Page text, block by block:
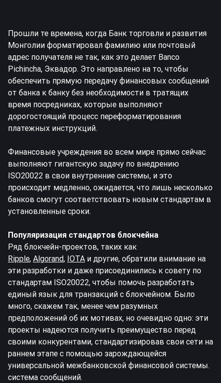
Прошли те времена, когда Банк торговли и развития
Монголии форматировал фамилию или почтовый
адрес получателя не так, как это делает Banco
Pichincha, Эквадор. Это направлено на то, чтобы
обеспечить прямую передачу финансовых сообщений
от банка к банку без необходимости в тратящих
время посредниках, которые выполняют
дорогостоящий процесс переформатирования
платежных инструкций.
Финансовые учреждения во всем мире прямо сейчас
выполняют гигантскую задачу по внедрению
ISO20022 в свои внутренние системы, и это
происходит медленно, ожидается, что лишь несколько
банков смогут соответствовать новым стандартам в
установленные сроки.
Популяризация стандартов блокчейна
Ряд блокчейн-проектов, таких как
Ripple, Algorand, IOTA и другие, обратили внимание на
эти разработки и даже присоединились к совету по
стандартам ISO20022, чтобы помочь разработать
единый язык для транзакций с блокчейном. Было
много, скажем так, менее чем разумных
предположений об их мотивах, но очевидно одно: эти
проекты надеются получить преимущество перед
своими конкурентами, стандартизировав свои сети на
раннем этапе с помощью зарождающейся
универсальной межбанковской финансовой системы.
система сообщений.